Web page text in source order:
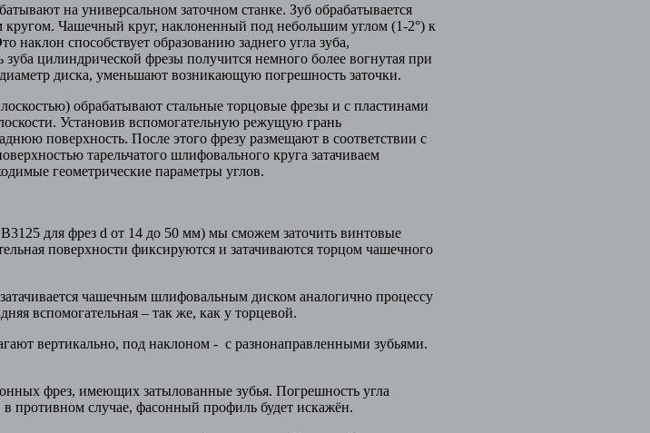
на универсальном заточном станке. Зуб обрабатывается
Чашечный круг, наклоненный под небольшим углом (1-2°) к
наклон способствует образованию заднего угла зуба,
цилиндрической фрезы получится немного более вогнутая при
диска, уменьшают возникающую погрешность заточки.
обрабатывают стальные торцовые фрезы и с пластинами
Установив вспомогательную режущую грань
поверхность. После этого фрезу размещают в соответствии с
тарельчатого шлифовального круга затачиваем
геометрические параметры углов.
для фрез d от 14 до 50 мм) мы сможем заточить винтовые
поверхности фиксируются и затачиваются торцом чашечного
чашечным шлифовальным диском аналогично процессу
вспомогательная – так же, как у торцевой.
вертикально, под наклоном - с разнонаправленными зубьями.
фрез, имеющих затылованные зубья. Погрешность угла
противном случае, фасонный профиль будет искажён.